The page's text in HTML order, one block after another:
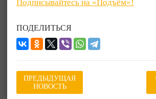
Подписывайтесь на «Подъём»!
ПОДЕЛИТЬСЯ
ПРЕДЫДУЩАЯ
НОВОСТЬ